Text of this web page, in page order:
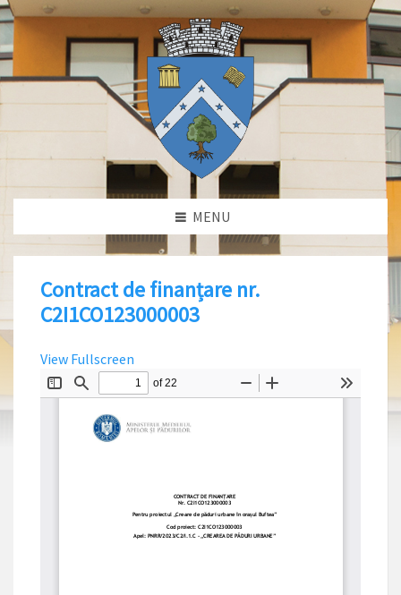
MENU
Contract de finanțare nr.
C2I1CO123000003
View Fullscreen